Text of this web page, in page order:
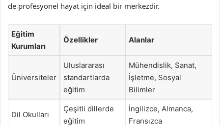
de profesyonel hayat için ideal bir merkezdir.
Eğitim
Kurumları
Özellikler Alanlar
Üniversiteler
Uluslararası
standartlarda
eğitim
Mühendislik, Sanat,
İşletme, Sosyal
Bilimler
Dil Okulları
Çeşitli dillerde
eğitim
İngilizce, Almanca,
Fransızca